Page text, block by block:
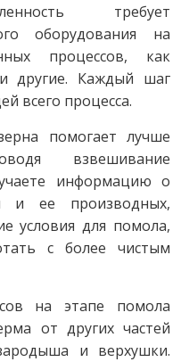
требует
оборудования на
процессов, как
другие. Каждый шаг
всего процесса.
помогает лучше
взвешивание
информацию о
и ее производных,
условия для помола,
с более чистым
на этапе помола
от других частей
и верхушки.